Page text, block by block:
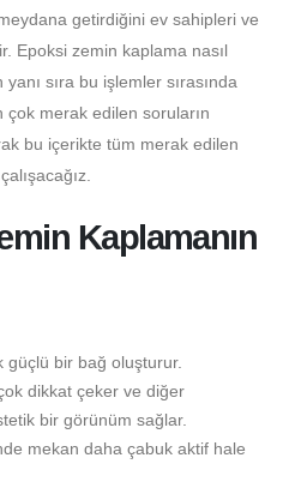
getirdiğini ev sahipleri ve
Epoksi zemin kaplama nasıl
sıra bu işlemler sırasında
çok merak edilen soruların
bu içerikte tüm merak edilen
Kaplamanın
bir bağ oluşturur.
dikkat çeker ve diğer
bir görünüm sağlar.
mekan daha çabuk aktif hale